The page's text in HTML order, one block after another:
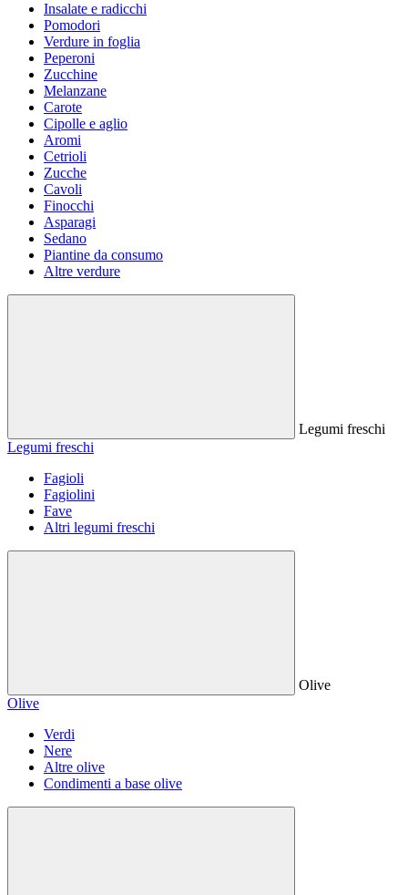
Insalate e radicchi
Pomodori
Verdure in foglia
Peperoni
Zucchine
Melanzane
Carote
Cipolle e aglio
Aromi
Cetrioli
Zucche
Cavoli
Finocchi
Asparagi
Sedano
Piantine da consumo
Altre verdure
Legumi freschi
Legumi freschi
Fagioli
Fagiolini
Fave
Altri legumi freschi
Olive
Olive
Verdi
Nere
Altre olive
Condimenti a base olive